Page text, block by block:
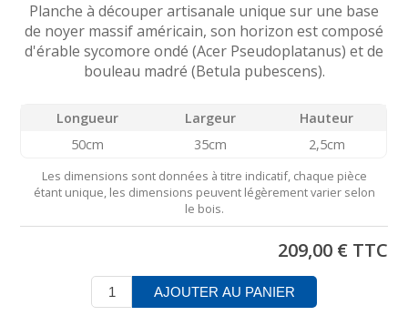
Planche à découper artisanale unique sur une base
de noyer massif américain, son horizon est composé
d'érable sycomore ondé (Acer Pseudoplatanus) et de
bouleau madré (Betula pubescens).
Longueur Largeur
Hauteur
50cm
35cm 2,5cm
Les dimensions sont données à titre indicatif, chaque pièce
étant unique, les dimensions peuvent légèrement varier selon
le bois.
209,00 € TTC
AJOUTER AU PANIER